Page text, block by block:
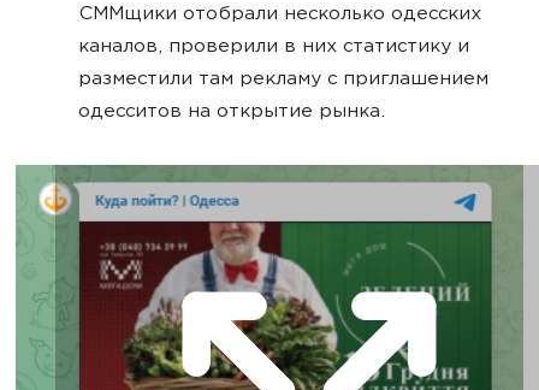
СММщики отобрали несколько одесских
каналов, проверили в них статистику и
разместили там рекламу с приглашением
одесситов на открытие рынка.